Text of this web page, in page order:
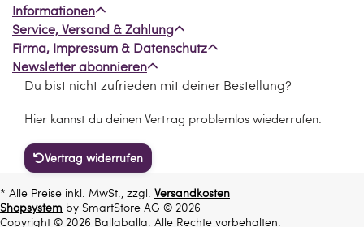
Informationen
Service, Versand & Zahlung
Firma, Impressum & Datenschutz
Newsletter abonnieren
Du bist nicht zufrieden mit deiner Bestellung?
Hier kannst du deinen Vertrag problemlos wiederrufen.
Vertrag widerrufen
* Alle Preise inkl. MwSt., zzgl. Versandkosten
Shopsystem by SmartStore AG © 2026
Copyright © 2026 Ballaballa. Alle Rechte vorbehalten.